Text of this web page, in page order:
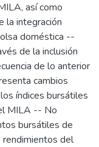
así como
la integración
doméstica --
de la inclusión
de lo anterior
cambios
índices bursátiles
MILA -- No
bursátiles de
del